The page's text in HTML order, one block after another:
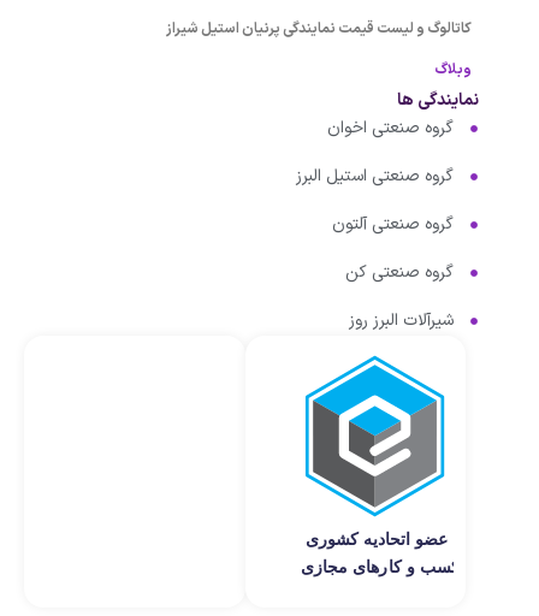
کاتالوگ و لیست قیمت نمایندگی پرنیان استیل شیراز
وبلاگ
نمایندگی ها
گروه صنعتی اخوان
گروه صنعتی استیل البرز
گروه صنعتی آلتون
گروه صنعتی کن
شیرآلات البرز روز